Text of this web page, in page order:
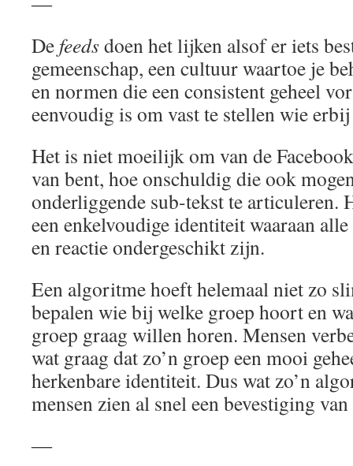
De feedsdoen het lijken alsof er iets
gemeenschap, een cultuur waartoe je
en normen die een consistent geheel
eenvoudig is om vast te stellen wie
Het is niet moeilijk om van de
van bent, hoe onschuldig die ook
onderliggende sub-tekst te articuleren.
een enkelvoudige identiteit waaraan
en reactie ondergeschikt zijn.
Een algoritme hoeft helemaal niet zo
bepalen wie bij welke groep hoort en
groep graag willen horen. Mensen
wat graag dat zo’n groep een mooi
herkenbare identiteit. Dus wat zo’n
mensen zien al snel een bevestiging
―